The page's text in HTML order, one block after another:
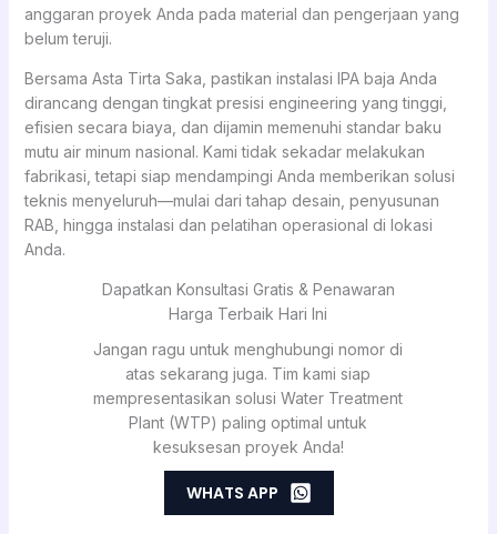
anggaran proyek Anda pada material dan pengerjaan yang
belum teruji.
Bersama Asta Tirta Saka, pastikan instalasi IPA baja Anda
dirancang dengan tingkat presisi engineering yang tinggi,
efisien secara biaya, dan dijamin memenuhi standar baku
mutu air minum nasional. Kami tidak sekadar melakukan
fabrikasi, tetapi siap mendampingi Anda memberikan solusi
teknis menyeluruh—mulai dari tahap desain, penyusunan
RAB, hingga instalasi dan pelatihan operasional di lokasi
Anda.
Dapatkan Konsultasi Gratis & Penawaran
Harga Terbaik Hari Ini
Jangan ragu untuk menghubungi nomor di
atas sekarang juga. Tim kami siap
mempresentasikan solusi Water Treatment
Plant (WTP) paling optimal untuk
kesuksesan proyek Anda!
WHATS APP